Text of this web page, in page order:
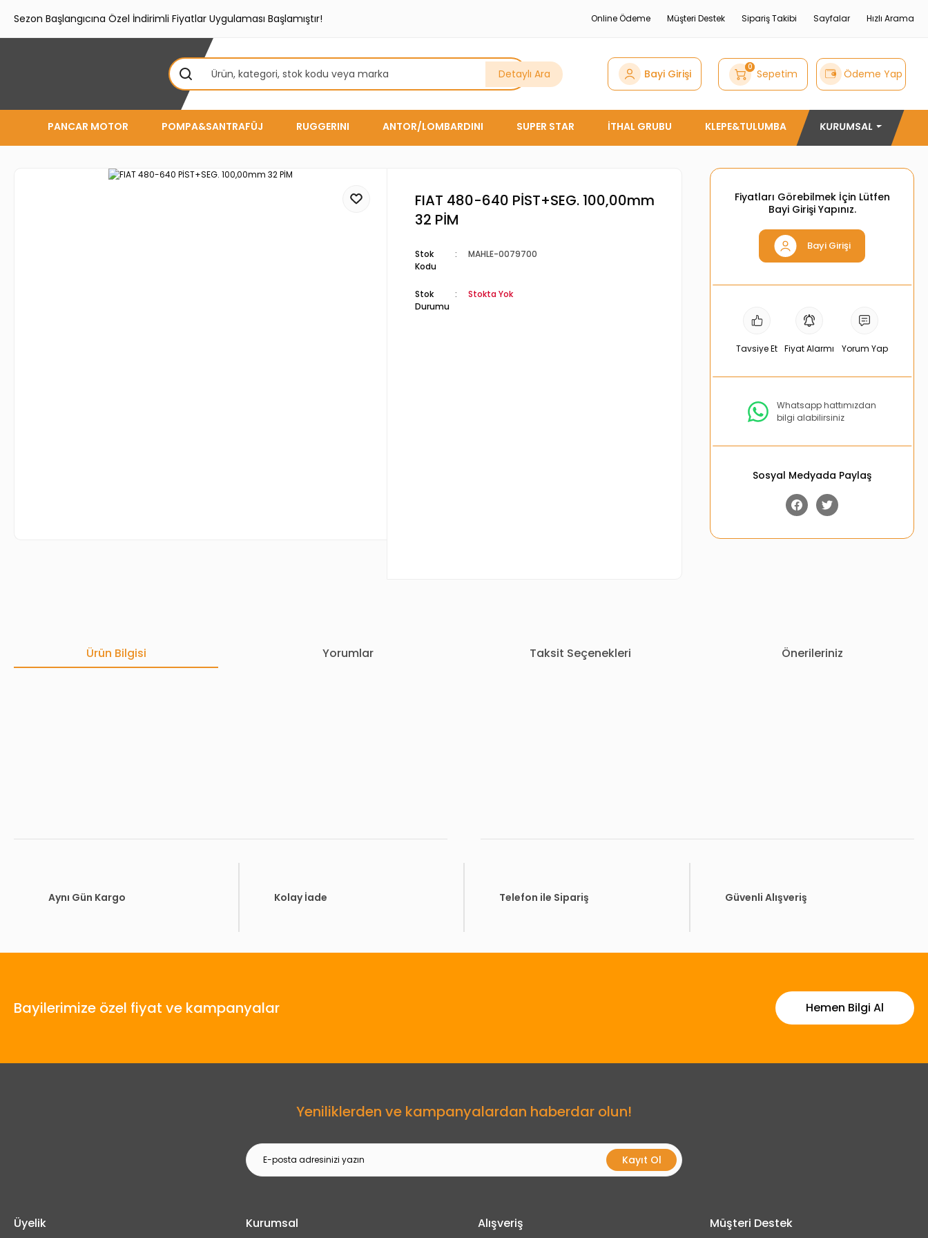
Sezon Başlangıcına Özel İndirimli Fiyatlar Uygulaması Başlamıştır! Online Ödeme Müşteri Destek Sipariş Takibi Sayfalar Hızlı Arama
Detaylı Ara Bayi Girişi 0 Sepetim Ödeme Yap
PANCAR MOTOR POMPA&SANTRAFÜJ RUGGERINI ANTOR/LOMBARDINI SUPER STAR İTHAL GRUBU KLEPE&TULUMBA KURUMSAL
FIAT 480-640 PİST+SEG. 100,00mm
32 PİM
Stok
Kodu
MAHLE-0079700
Stok
Durumu
Stokta Yok
Fiyatları Görebilmek İçin Lütfen
Bayi Girişi Yapınız.
Bayi Girişi
Tavsiye Et Fiyat Alarmı Yorum Yap
Whatsapp hattımızdan
bilgi alabilirsiniz
Sosyal Medyada Paylaş
Ürün Bilgisi Yorumlar Taksit Seçenekleri Önerileriniz
Gönder
Aynı Gün Kargo Kolay İade Telefon ile Sipariş Güvenli Alışveriş
Bayilerimize özel fiyat ve kampanyalar Hemen Bilgi Al
Yeniliklerden ve kampanyalardan haberdar olun!
Kayıt Ol
Üyelik Kurumsal Alışveriş Müşteri Destek